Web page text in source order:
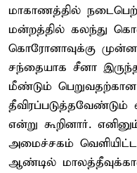
மாகாணத்தில்
மன்றத்தில் கலந்து
கொரோனாவுக்கு
சந்தையாக சீனா
மீண்டும்
என்று கூறினார்.
அமைச்சகம் வெளியிட்ட
ஆண்டில்